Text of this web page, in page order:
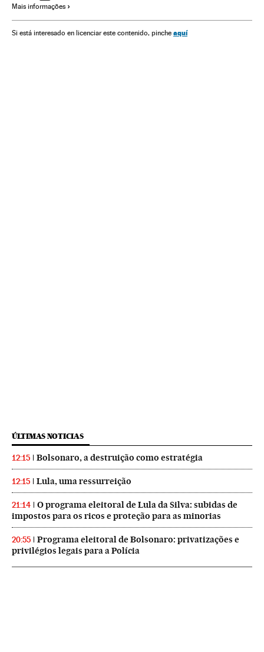
Mais informações
Si está interesado en licenciar este contenido, pinche aquí
ÚLTIMAS NOTICIAS
12:15 Bolsonaro, a destruição como estratégia
12:15 Lula, uma ressurreição
21:14
O programa eleitoral de Lula da Silva: subidas de
impostos para os ricos e proteção para as minorias
20:55
Programa eleitoral de Bolsonaro: privatizações e
privilégios legais para a Polícia